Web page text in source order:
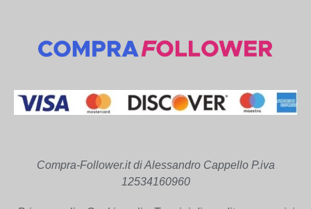
Compra-Follower.it di Alessandro Cappello P.iva
12534160960